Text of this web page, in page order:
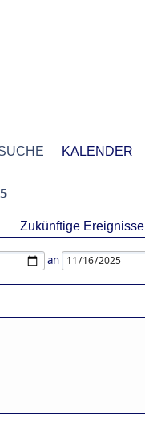
KALENDER
Zukünftige Ereignisse
an